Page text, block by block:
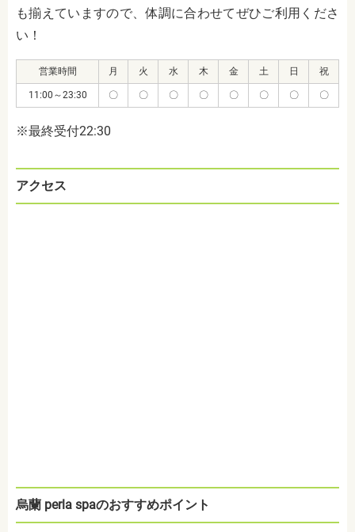
も揃えていますので、体調に合わせてぜひご利用くださ
い！
営業時間 月 火 水 木 金 土 日 祝
11:00～23:30 〇 〇 〇 〇 〇 〇 〇 〇
※最終受付22:30
アクセス
烏蘭 perla spaのおすすめポイント